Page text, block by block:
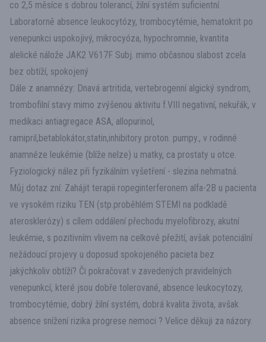
co 2,5 měsíce s dobrou tolerancí, žilní systém suficientní.
Laboratorně absence leukocytózy, trombocytémie, hematokrit po
venepunkci uspokojivý, mikrocyóza, hypochromnie, kvantita
alelické nálože JAK2 V617F Subj. mimo občasnou slabost zcela
bez obtíží, spokojený
Dále z anamnézy: Dnavá artritida, vertebrogenní algický syndrom,
trombofilní stavy mimo zvýšenou aktivitu f.VIII negativní, nekuřák, v
medikaci antiagregace ASA, allopurinol,
ramipril,betablokátor,statin,inhibitory proton. pumpy., v rodinné
anamnéze leukémie (blíže nelze) u matky, ca prostaty u otce.
Fyziologický nález při fyzikálním vyšetření - slezina nehmatná.
Můj dotaz zní: Zahájit terapii ropeginterferonem alfa-2B u pacienta
ve vysokém riziku TEN (stp.proběhlém STEMI na podkladě
aterosklerózy) s cílem oddálení přechodu myelofibrozy, akutní
leukémie, s pozitivním vlivem na celkové přežití, avšak potenciální
nežádoucí projevy u doposud spokojeného pacieta bez
jakýchkoliv obtíží? Či pokračovat v zavedených pravidelných
venepunkcí, které jsou dobře tolerované, absence leukocytozy,
trombocytémie, dobrý žilní systém, dobrá kvalita života, avšak
absence snížení rizika progrese nemoci ? Velice děkuji za názory.